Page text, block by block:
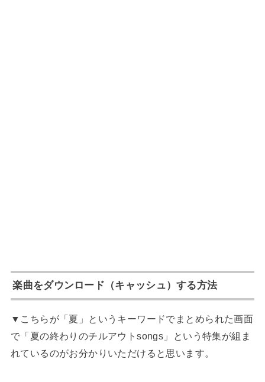
楽曲をダウンロード（キャッシュ）する方法
▼こちらが「夏」というキーワードでまとめられた画面
で「夏の終わりのチルアウトsongs」という特集が組ま
れているのがお分かりいただけると思います。